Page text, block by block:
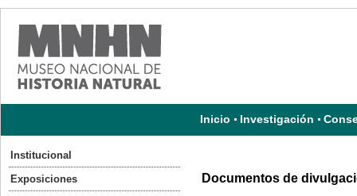
Inicio Investigación
Institucional
Exposiciones
Documentos de